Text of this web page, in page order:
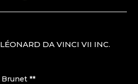
DA VINCI VII INC.
Brunet **